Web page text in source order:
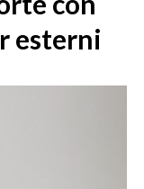
esterni